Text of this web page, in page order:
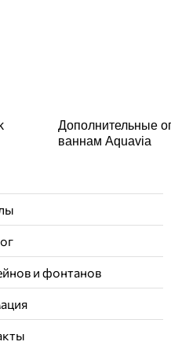
Дополнительные
ваннам Aquavia
и фонтанов